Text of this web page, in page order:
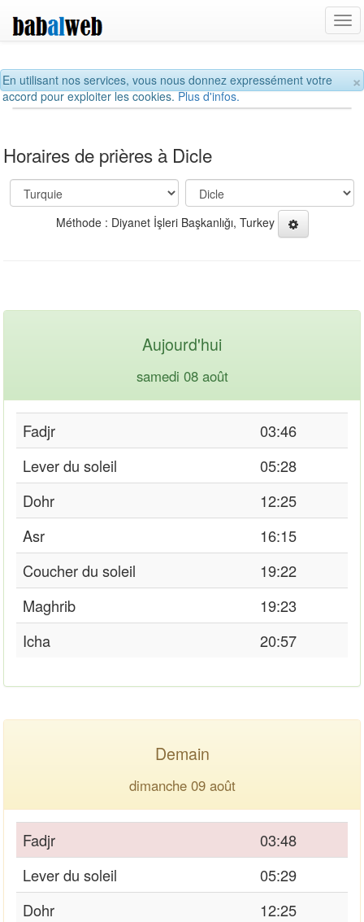
×
En utilisant nos services, vous nous donnez expressément votre
accord pour exploiter les cookies.Plus d'infos.
Horaires de prières à Dicle
Méthode : Diyanet İşleri Başkanlığı, Turkey
Aujourd'hui
samedi 08 août
Fadjr
03:46
Lever du soleil
05:28
Dohr
12:25
Asr
16:15
Coucher du soleil
19:22
Maghrib
19:23
Icha
20:57
Demain
dimanche 09 août
Fadjr
03:48
Lever du soleil
05:29
Dohr
12:25